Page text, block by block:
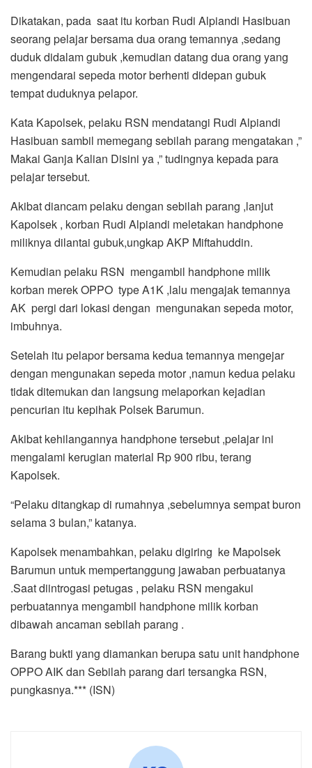
Dikatakan, pada saat itu korban Rudi Alpiandi Hasibuan
seorang pelajar bersama dua orang temannya ,sedang
duduk didalam gubuk ,kemudian datang dua orang yang
mengendarai sepeda motor berhenti didepan gubuk
tempat duduknya pelapor.
Kata Kapolsek, pelaku RSN mendatangi Rudi Alpiandi
Hasibuan sambil memegang sebilah parang mengatakan ,”
Makai Ganja Kalian Disini ya ,” tudingnya kepada para
pelajar tersebut.
Akibat diancam pelaku dengan sebilah parang ,lanjut
Kapolsek , korban Rudi Alpiandi meletakan handphone
miliknya dilantai gubuk,ungkap AKP Miftahuddin.
Kemudian pelaku RSN mengambil handphone milik
korban merek OPPO type A1K ,lalu mengajak temannya
AK pergi dari lokasi dengan mengunakan sepeda motor,
imbuhnya.
Setelah itu pelapor bersama kedua temannya mengejar
dengan mengunakan sepeda motor ,namun kedua pelaku
tidak ditemukan dan langsung melaporkan kejadian
pencurian itu kepihak Polsek Barumun.
Akibat kehilangannya handphone tersebut ,pelajar ini
mengalami kerugian material Rp 900 ribu, terang
Kapolsek.
“Pelaku ditangkap di rumahnya ,sebelumnya sempat buron
selama 3 bulan,” katanya.
Kapolsek menambahkan, pelaku digiring ke Mapolsek
Barumun untuk mempertanggung jawaban perbuatanya
.Saat diintrogasi petugas , pelaku RSN mengakui
perbuatannya mengambil handphone milik korban
dibawah ancaman sebilah parang .
Barang bukti yang diamankan berupa satu unit handphone
OPPO AIK dan Sebilah parang dari tersangka RSN,
pungkasnya.*** (ISN)